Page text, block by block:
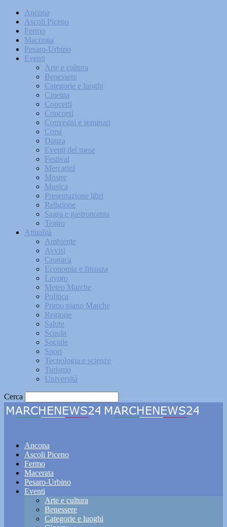
Ancona
Ascoli Piceno
Fermo
Macerata
Pesaro-Urbino
Eventi
Arte e cultura
Benessere
Categorie e luoghi
Cinema
Concerti
Concorsi
Convegni e seminari
Corsi
Danza
Eventi del mese
Festival
Mercatini
Mostre
Musica
Presentazione libri
Religione
Sagra e gastronomia
Teatro
Attualità
Ambiente
Avvisi
Cronaca
Economia e finanza
Lavoro
Meteo Marche
Politica
Primo piano Marche
Regione
Salute
Scuola
Sociale
Sport
Tecnologia e scienze
Turismo
Università
Cerca
Ancona
Ascoli Piceno
Fermo
Macerata
Pesaro-Urbino
Eventi
Arte e cultura
Benessere
Categorie e luoghi